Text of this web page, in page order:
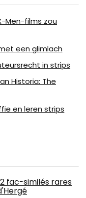
Men-films zou
een glimlach
in strips
Historia: The
en leren strips
fac-similés rares